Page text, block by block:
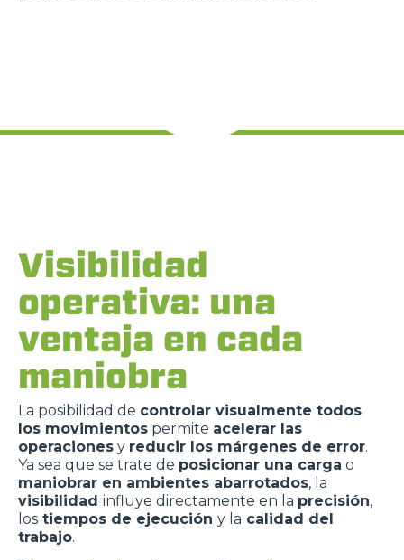
Visibilidad
operativa: una
ventaja en cada
maniobra
La posibilidad de controlar visualmente todos
los movimientos permite acelerar las
operaciones y reducir los márgenes de error.
Ya sea que se trate de posicionar una carga o
maniobrar en ambientes abarrotados, la
visibilidad influye directamente en la precisión,
los tiempos de ejecución y la calidad del
trabajo.